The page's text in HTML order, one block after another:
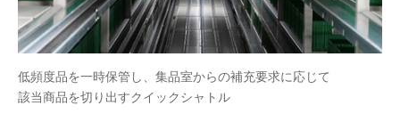
低頻度品を一時保管し、集品室からの補充要求に応じて
該当商品を切り出すクイックシャトル